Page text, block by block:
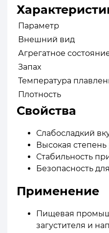
Параметр
Внешний вид
Агрегатное
Запах
Температура
Плотность
Свойства
Слабосладкий
Высокая
Стабильность
Безопасность
Применение
Пищевая
загустителя и